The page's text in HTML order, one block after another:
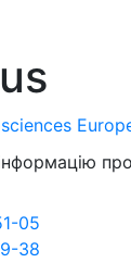
05
38